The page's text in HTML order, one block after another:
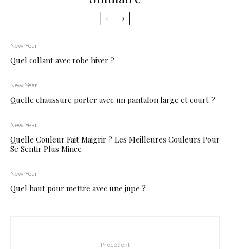
New Year
Quel collant avec robe hiver ?
New Year
Quelle chaussure porter avec un pantalon large et court ?
New Year
Quelle Couleur Fait Maigrir ? Les Meilleures Couleurs Pour
Se Sentir Plus Mince
New Year
Quel haut pour mettre avec une jupe ?
Précédent